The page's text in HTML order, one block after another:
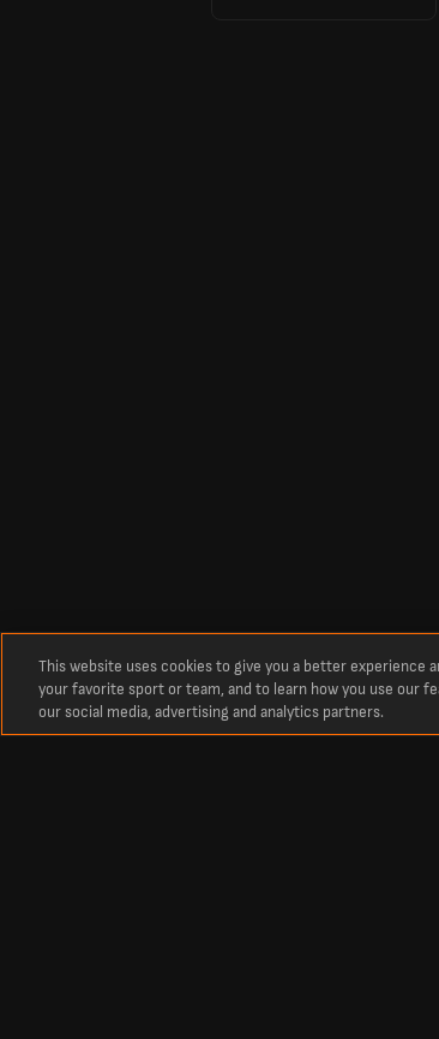
This website uses cookies to give you a better
your favorite sport or team, and to learn how you use our
our social media, advertising and analytics partners.